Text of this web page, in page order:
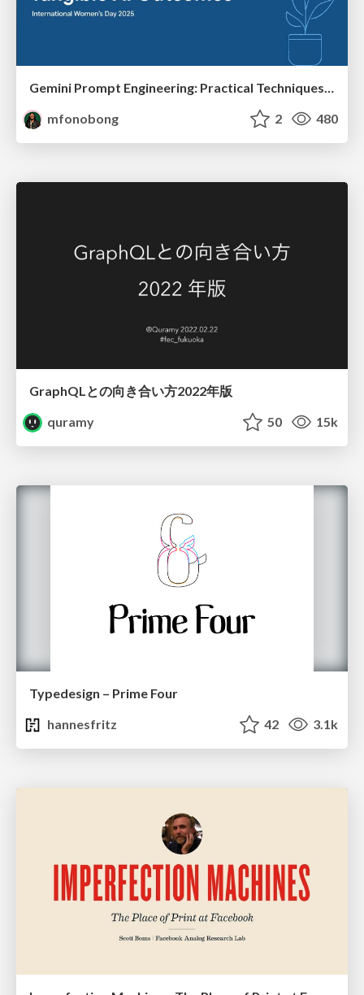
Gemini Prompt Engineering: Practical Techniques for Tangible AI Outcomes
mfonobong
2 480
GraphQLとの向き合い方2022年版
quramy
50 15k
Typedesign – Prime Four
hannesfritz
42 3.1k